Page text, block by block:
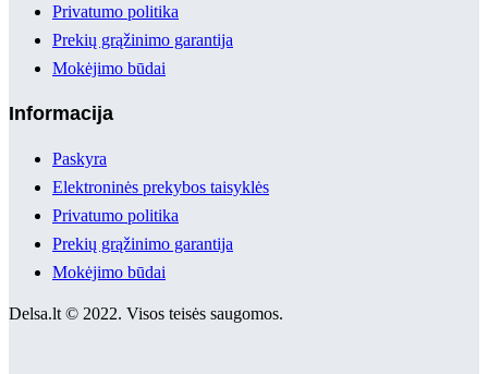
Privatumo politika
Prekių grąžinimo garantija
Mokėjimo būdai
Informacija
Paskyra
Elektroninės prekybos taisyklės
Privatumo politika
Prekių grąžinimo garantija
Mokėjimo būdai
Delsa.lt © 2022. Visos teisės saugomos.